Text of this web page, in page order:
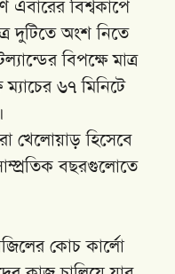
এবারের বিশ্বকাপে
দুটিতে অংশ নিতে
বিপক্ষে মাত্র
৬৭ মিনিটে
খেলোয়াড় হিসেবে
বছরগুলোতে
কোচ কার্লো